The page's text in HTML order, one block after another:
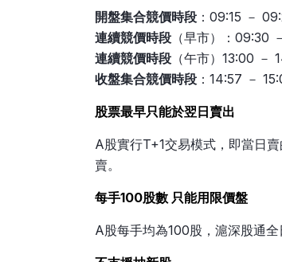
開盤集合競價時段：09:15 －
連續競價時段（早市）：09:30
連續競價時段（午市）13:00 －
收盤集合競價時段：14:57 －
股票最早只能於翌日賣出
A股實行T+1交易模式，即當日
賣。
每手100股數 只能用限價盤
A股每手均為100股，滬深股通